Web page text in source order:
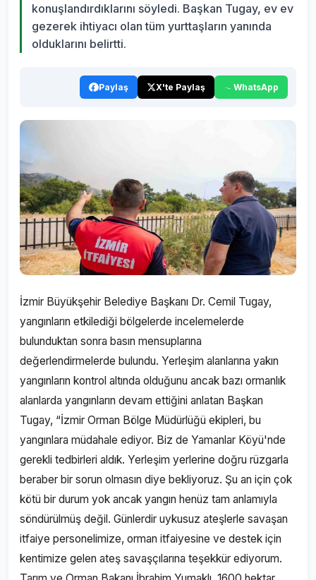
konuşlandırdıklarını söyledi. Başkan Tugay, ev ev
gezerek ihtiyacı olan tüm yurttaşların yanında
olduklarını belirtti.
Paylaş X'te Paylaş WhatsApp
İzmir Büyükşehir Belediye Başkanı Dr. Cemil Tugay,
yangınların etkilediği bölgelerde incelemelerde
bulunduktan sonra basın mensuplarına
değerlendirmelerde bulundu. Yerleşim alanlarına yakın
yangınların kontrol altında olduğunu ancak bazı ormanlık
alanlarda yangınların devam ettiğini anlatan Başkan
Tugay, “İzmir Orman Bölge Müdürlüğü ekipleri, bu
yangınlara müdahale ediyor. Biz de Yamanlar Köyü'nde
gerekli tedbirleri aldık. Yerleşim yerlerine doğru rüzgarla
beraber bir sorun olmasın diye bekliyoruz. Şu an için çok
kötü bir durum yok ancak yangın henüz tam anlamıyla
söndürülmüş değil. Günlerdir uykusuz ateşlerle savaşan
itfaiye personelimize, orman itfaiyesine ve destek için
kentimize gelen ateş savaşçılarına teşekkür ediyorum.